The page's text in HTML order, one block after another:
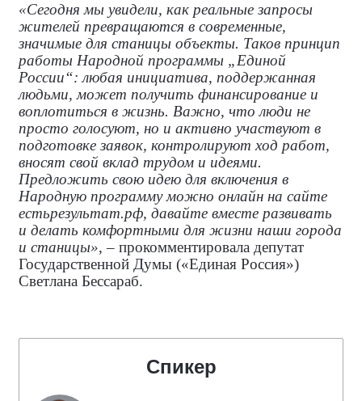
«Сегодня мы увидели, как реальные запросы
жителей превращаются в современные,
значимые для станицы объекты. Таков принцип
работы Народной программы „Единой
России“: любая инициатива, поддержанная
людьми, может получить финансирование и
воплотиться в жизнь. Важно, что люди не
просто голосуют, но и активно участвуют в
подготовке заявок, контролируют ход работ,
вносят свой вклад трудом и идеями.
Предложить свою идею для включения в
Народную программу можно онлайн на сайте
естьрезультат.рф, давайте вместе развивать
и делать комфортными для жизни наши города
и станицы», – прокомментировала депутат
Государственной Думы («Единая Россия»)
Светлана Бессараб.
Спикер